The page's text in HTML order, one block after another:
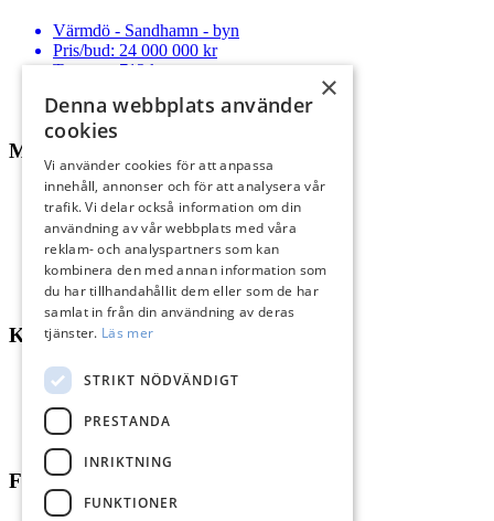
Värmdö - Sandhamn - byn
Pris/bud: 24 000 000 kr
Tomtyta:712 kvm
MENY
Till salu
Kommande
Sälj med oss
Köp med oss
Sålda hem
Om oss
KONTAKT
Strandvägen 67
115 23 Stockholm
Tel: +46 8 731 51 00
info@nordstrandsmakleri.se
FÖLJ OSS
×
Denna webbplats använder
cookies
Vi använder cookies för att anpassa
innehåll, annonser och för att analysera vår
trafik. Vi delar också information om din
användning av vår webbplats med våra
reklam- och analyspartners som kan
kombinera den med annan information som
du har tillhandahållit dem eller som de har
samlat in från din användning av deras
tjänster. Läs mer
STRIKT NÖDVÄNDIGT
PRESTANDA
INRIKTNING
FUNKTIONER